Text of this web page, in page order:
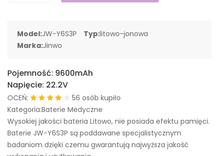
Model:JW-Y6S3P Typ:litowo-jonowa
Marka:Jinwo
Pojemność: 9600mAh
Napięcie: 22.2V
OCEŃ:
56 osób kupiło
Kategoria:Baterie Medyczne
Wysokiej jakości bateria Litowo, nie posiada efektu pamięci.
Baterie JW-Y6S3P są poddawane specjalistycznym
badaniom dzięki czemu gwarantują najwyższa jakość